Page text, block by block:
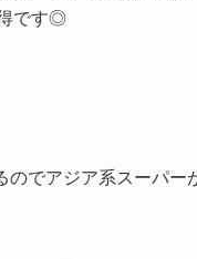
です◎
でアジア系スーパー